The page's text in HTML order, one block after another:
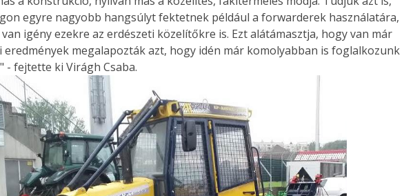
egyre nagyobb hangsúlyt fektetnek például a forwarderek használatára,
igény ezekre az erdészeti közelítőkre is. Ezt alátámasztja, hogy van már
eredmények megalapozták azt, hogy idén már komolyabban is foglalkozunk
- fejtette ki Virágh Csaba.